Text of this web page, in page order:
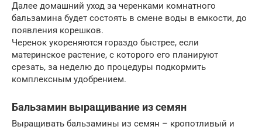
Далее домашний уход за черенками комнатного
бальзамина будет состоять в смене воды в емкости, до
появления корешков.
Черенок укореняются гораздо быстрее, если
материнское растение, с которого его планируют
срезать, за неделю до процедуры подкормить
комплексным удобрением.
Бальзамин выращивание из семян
Выращивать бальзамины из семян – кропотливый и